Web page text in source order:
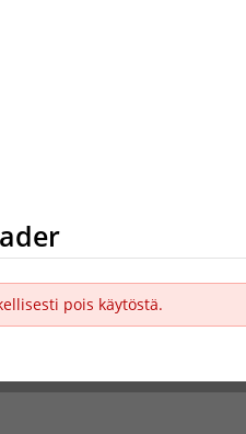
pois käytöstä.